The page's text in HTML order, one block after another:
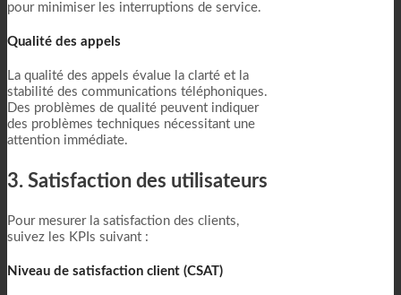
pour minimiser les interruptions de service.
Qualité des appels
La qualité des appels évalue la clarté et la
stabilité des communications téléphoniques.
Des problèmes de qualité peuvent indiquer
des problèmes techniques nécessitant une
attention immédiate.
3. Satisfaction des utilisateurs
Pour mesurer la satisfaction des clients,
suivez les KPIs suivant :
Niveau de satisfaction client (CSAT)